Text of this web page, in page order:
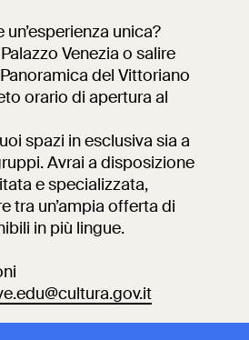
Visita
Biglietti
Cantiere aperto
Mostre ed eventi
Collegio Romano
un’esperienza unica?
Venezia o salire
del Vittoriano
orario di apertura al
spazi in esclusiva sia a
Avrai a disposizione
e specializzata,
tra un’ampia offerta di
in più lingue.